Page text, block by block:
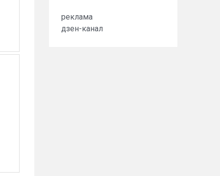
реклама
дзен-канал